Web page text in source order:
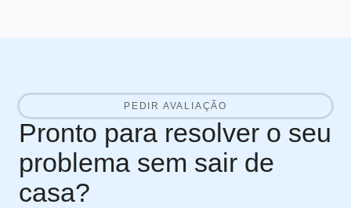
PEDIR AVALIAÇÃO
Pronto para resolver o seu
problema sem sair de
casa?